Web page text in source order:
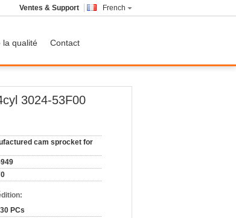
French
Ventes & Support
la qualité
Contact
3024-53F00
cam sprocket for
30 PCs